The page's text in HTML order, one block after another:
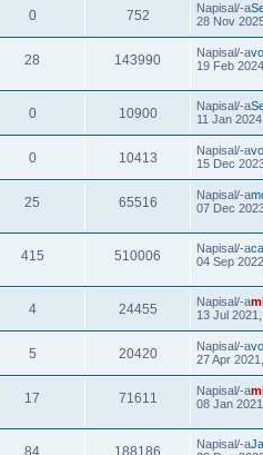
0 752 Napisal/-a
28 Nov
28 143990 Napisal/-a
19 Feb
0 10900 Napisal/-a
11 Jan
0 10413 Napisal/-a
15 Dec
25 65516 Napisal/-a
07 Dec
415 510006 Napisal/-a
04 Sep
4 24455 Napisal/-a
13 Jul
5 20420 Napisal/-a
27 Apr
17 71611 Napisal/-a
08 Jan
Napisal/-a